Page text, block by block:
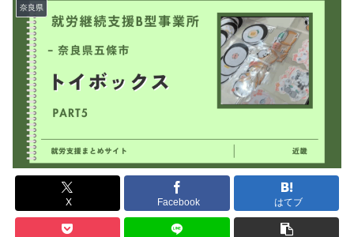
奈良県
X Facebook はてブ